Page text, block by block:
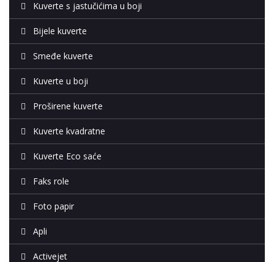
Kuverte s jastučićima u boji
Bijele kuverte
Smeđe kuverte
Kuverte u boji
Proširene kuverte
Kuverte kvadratne
Kuverte Eco saće
Faks role
Foto papir
Apli
Activejet